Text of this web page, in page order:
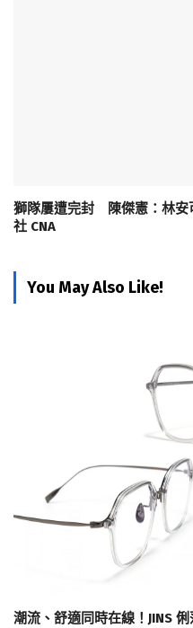
獅隊屢遭完封 陳傑憲：林安
社 CNA
You May Also Like!
潮流、舒適同時在線！JINS